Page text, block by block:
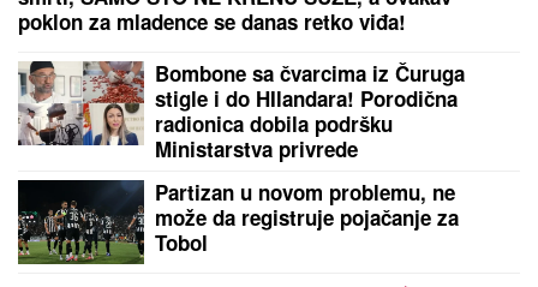
Taki Marinković U DRUŠTVU MISTERIOZNE
PLAVUŠE dok javnost bruji o Maji i HAOSU sa
Asminom - kao da ne daje "ni pet para" za nju!